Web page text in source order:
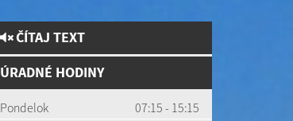
ČÍTAJ TEXT
ÚRADNÉ HODINY
Pondelok
07:15 - 15:15